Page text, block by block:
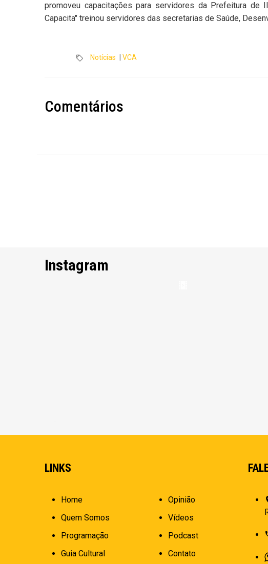
promoveu capacitações para servidores da Prefeitura de
Capacita" treinou servidores das secretarias de Saúde,
Notícias VCA
Comentários
Instagram
LINKS
Home
Quem Somos
Programação
Guia Cultural
Opinião
Vídeos
Podcast
Contato